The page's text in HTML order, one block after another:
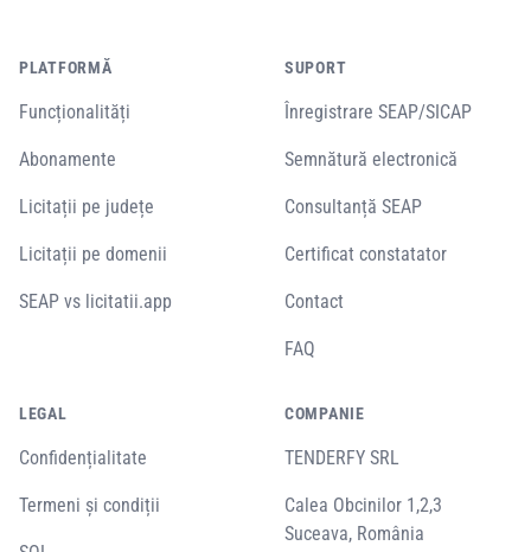
PLATFORMĂ
Funcționalități
Abonamente
Licitații pe județe
Licitații pe domenii
SEAP vs licitatii.app
SUPORT
Înregistrare SEAP/SICAP
Semnătură electronică
Consultanță SEAP
Certificat constatator
Contact
FAQ
LEGAL
Confidențialitate
Termeni și condiții
COMPANIE
TENDERFY SRL
Calea Obcinilor 1,2,3
Suceava, România